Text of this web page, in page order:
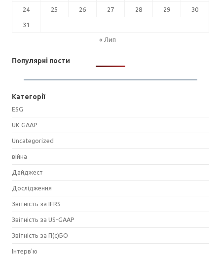
24 25 26 27 28 29 30
31
« Лип
Популярні пости
Категорії
ESG
UK GAAP
Uncategorized
війна
Дайджест
Дослідження
Звітність за IFRS
Звітність за US-GAAP
Звітність за П(с)БО
Інтерв'ю